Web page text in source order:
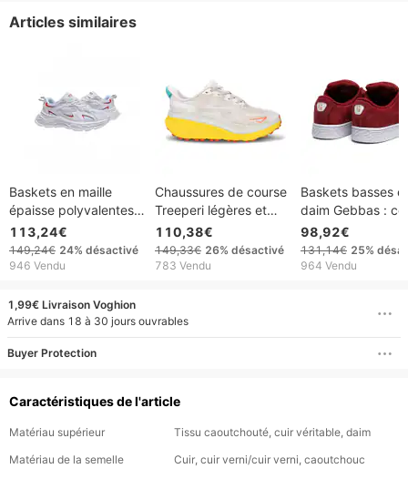
Articles similaires
Baskets en maille
épaisse polyvalentes :
5 coloris pour un style
quotidien sans effort
113,24€
149,24€ 24% désactivé
946 Vendu
Chaussures de course
Treeperi légères et
amortissantes :
respirantes et
antidérapantes pour
110,38€
149,33€ 26% désactivé
783 Vendu
Baskets basses
daim Gebbas :
bordeaux, noir et
marron pour un
décontracté au
98,92€
131,14€ 25%
964 Vendu
1,99€ Livraison Voghion
Arrive dans 18 à 30 jours ouvrables
Buyer Protection
Caractéristiques de l'article
Matériau supérieur
Tissu caoutchouté, cuir véritable, daim
Matériau de la semelle
Cuir, cuir verni/cuir verni, caoutchouc